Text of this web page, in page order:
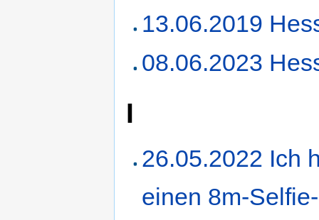
13.06.2019
08.06.2023
I
26.05.2022 Ich
einen 8m-